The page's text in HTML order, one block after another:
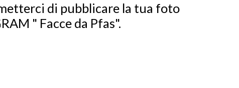
di pubblicare la tua foto
" Facce da Pfas".